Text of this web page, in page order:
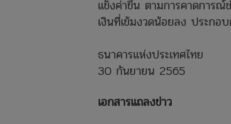
แข็งค่าขึ้น ตามการคาดการณ์
เงินที่เข้มงวดน้อยลง ประกอ
ธนาคารแห่งประเทศไทย
30 กันยายน 2565
เอกสารแถลงข่าว